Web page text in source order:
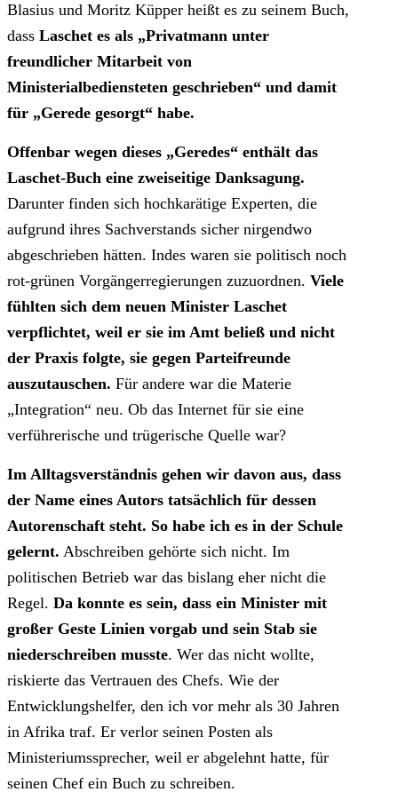
Blasius und Moritz Küpper heißt es zu seinem Buch,
dass Laschet es als „Privatmann unter
freundlicher Mitarbeit von
Ministerialbediensteten geschrieben“ und damit
für „Gerede gesorgt“ habe.
Offenbar wegen dieses „Geredes“ enthält das
Laschet-Buch eine zweiseitige Danksagung.
Darunter finden sich hochkarätige Experten, die
aufgrund ihres Sachverstands sicher nirgendwo
abgeschrieben hätten. Indes waren sie politisch noch
rot-grünen Vorgängerregierungen zuzuordnen. Viele
fühlten sich dem neuen Minister Laschet
verpflichtet, weil er sie im Amt beließ und nicht
der Praxis folgte, sie gegen Parteifreunde
auszutauschen. Für andere war die Materie
„Integration“ neu. Ob das Internet für sie eine
verführerische und trügerische Quelle war?
Im Alltagsverständnis gehen wir davon aus, dass
der Name eines Autors tatsächlich für dessen
Autorenschaft steht. So habe ich es in der Schule
gelernt. Abschreiben gehörte sich nicht. Im
politischen Betrieb war das bislang eher nicht die
Regel. Da konnte es sein, dass ein Minister mit
großer Geste Linien vorgab und sein Stab sie
niederschreiben musste. Wer das nicht wollte,
riskierte das Vertrauen des Chefs. Wie der
Entwicklungshelfer, den ich vor mehr als 30 Jahren
in Afrika traf. Er verlor seinen Posten als
Ministeriumssprecher, weil er abgelehnt hatte, für
seinen Chef ein Buch zu schreiben.